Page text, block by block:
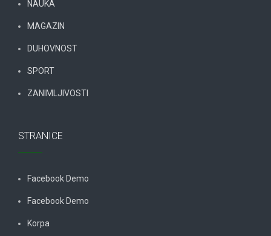
NAUKA
MAGAZIN
DUHOVNOST
SPORT
ZANIMLJIVOSTI
STRANICE
Facebook Demo
Facebook Demo
Korpa